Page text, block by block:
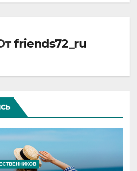
friends72_ru